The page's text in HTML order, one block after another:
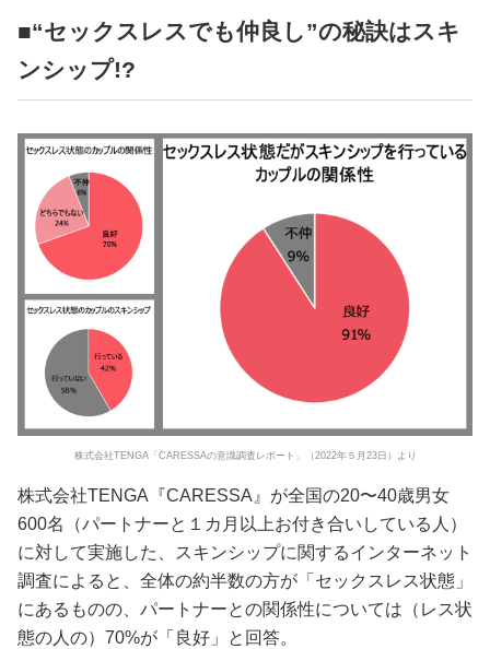
■“セックスレスでも仲良し”の秘訣はスキ
ンシップ!?
株式会社TENGA「CARESSAの意識調査レポート」（2022年５⽉23⽇）より
株式会社TENGA『CARESSA』が全国の20〜40歳男女
600名（パートナーと１カ月以上お付き合いしている人）
に対して実施した、スキンシップに関するインターネット
調査によると、全体の約半数の方が「セックスレス状態」
にあるものの、パートナーとの関係性については（レス状
態の人の）70%が「良好」と回答。